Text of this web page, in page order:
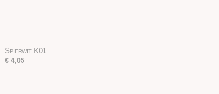
Spierwit K01
€ 4,05